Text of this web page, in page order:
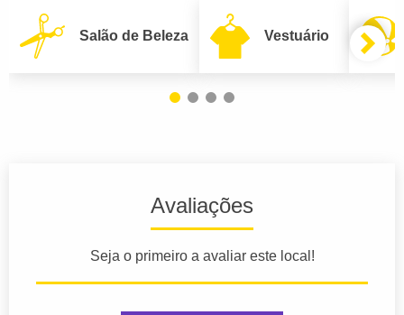
Salão de Beleza Vestuário
Avaliações
Seja o primeiro a avaliar este local!